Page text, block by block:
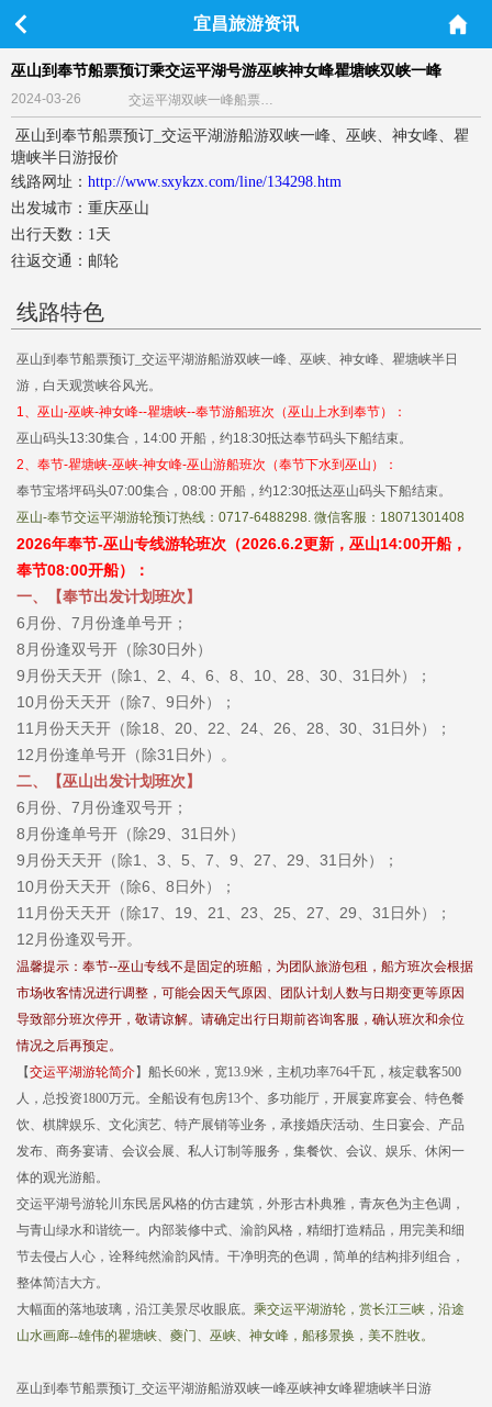
宜昌旅游资讯
巫山到奉节船票预订乘交运平湖号游巫峡神女峰瞿塘峡双峡一峰
2024-03-26 交运平湖双峡一峰船票预订中心
巫山到奉节船票预订_交运平湖游船游双峡一峰、巫峡、神女峰、瞿
塘峡半日游报价
线路网址： http://www.sxykzx.com/line/134298.htm
出发城市：重庆巫山
出行天数：1天
往返交通：邮轮
线路特色
巫山到奉节船票预订_交运平湖游船游双峡一峰、巫峡、神女峰、瞿塘峡半日
游，白天观赏峡谷风光。
1、巫山-巫峡-神女峰--瞿塘峡--奉节游船班次（巫山上水到奉节）：
巫山码头13:30集合，14:00 开船，约18:30抵达奉节码头下船结束。
2、奉节-瞿塘峡-巫峡-神女峰-巫山游船班次（奉节下水到巫山）：
奉节宝塔坪码头07:00集合，08:00 开船，约12:30抵达巫山码头下船结束。
巫山-奉节交运平湖游轮预订热线：0717-6488298. 微信客服：18071301408
2026年奉节-巫山专线游轮班次（2026.6.2更新， 巫山14:00开船，
奉节08:00开船）：
一、【奉节出发计划班次】
6月份、7月份逢单号开；
8月份逢双号开（除30日外）
9月份天天开（除1、2、4、6、8、10、28、30、31日外）；
10月份天天开（除7、9日外）；
11月份天天开（除18、20、22、24、26、28、30、31日外）；
12月份逢单号开（除31日外）。
二、【巫山出发计划班次】
6月份、7月份逢双号开；
8月份逢单号开（除29、31日外）
9月份天天开（除1、3、5、7、9、27、29、31日外）；
10月份天天开（除6、8日外）；
11月份天天开（除17、19、21、23、25、27、29、31日外）；
12月份逢双号开。
温馨提示：奉节--巫山专线不是固定的班船，为团队旅游包租，船方班次会根据
市场收客情况进行调整，可能会因天气原因、团队计划人数与日期变更等原因
导致部分班次停开，敬请谅解。请确定出行日期前咨询客服，确认班次和余位
情况之后再预定。
【交运平湖游轮简介】船长60米，宽13.9米，主机功率764千瓦，核定载客500
人，总投资1800万元。全船设有包房13个、多功能厅，开展宴席宴会、特色餐
饮、棋牌娱乐、文化演艺、特产展销等业务，承接婚庆活动、生日宴会、产品
发布、商务宴请、会议会展、私人订制等服务，集餐饮、会议、娱乐、休闲一
体的观光游船。
交运平湖号游轮川东民居风格的仿古建筑，外形古朴典雅，青灰色为主色调，
与青山绿水和谐统一。内部装修中式、渝韵风格，精细打造精品，用完美和细
节去侵占人心，诠释纯然渝韵风情。干净明亮的色调，简单的结构排列组合，
整体简洁大方。
大幅面的落地玻璃，沿江美景尽收眼底。 乘交运平湖游轮，赏长江三峡，沿途
山水画廊--雄伟的瞿塘峡、夔门、巫峡、神女峰，船移景换，美不胜收。
巫山到奉节船票预订_交运平湖游船游双峡一峰巫峡神女峰瞿塘峡半日游